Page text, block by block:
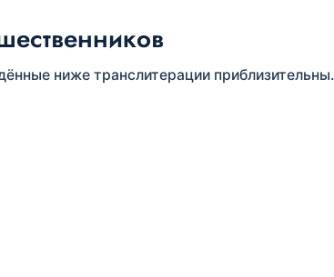
ниже транслитерации